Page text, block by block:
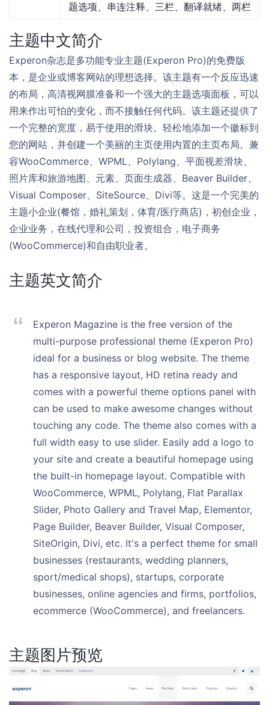
题选项、串连注释、三栏、翻译就绪、两栏
主题中文简介
Experon杂志是多功能专业主题(Experon Pro)的免费版
本，是企业或博客网站的理想选择。该主题有一个反应迅速
的布局，高清视网膜准备和一个强大的主题选项面板，可以
用来作出可怕的变化，而不接触任何代码。该主题还提供了
一个完整的宽度，易于使用的滑块。轻松地添加一个徽标到
您的网站，并创建一个美丽的主页使用内置的主页布局。兼
容WooCommerce、WPML、Polylang、平面视差滑块、
照片库和旅游地图、元素、页面生成器、Beaver Builder、
Visual Composer、SiteSource、Divi等。这是一个完美的
主题小企业(餐馆，婚礼策划，体育/医疗商店)，初创企业，
企业业务，在线代理和公司，投资组合，电子商务
(WooCommerce)和自由职业者。
主题英文简介
Experon Magazine is the free version of the
multi-purpose professional theme (Experon Pro)
ideal for a business or blog website. The theme
has a responsive layout, HD retina ready and
comes with a powerful theme options panel with
can be used to make awesome changes without
touching any code. The theme also comes with a
full width easy to use slider. Easily add a logo to
your site and create a beautiful homepage using
the built-in homepage layout. Compatible with
WooCommerce, WPML, Polylang, Flat Parallax
Slider, Photo Gallery and Travel Map, Elementor,
Page Builder, Beaver Builder, Visual Composer,
SiteOrigin, Divi, etc. It's a perfect theme for small
businesses (restaurants, wedding planners,
sport/medical shops), startups, corporate
businesses, online agencies and firms, portfolios,
ecommerce (WooCommerce), and freelancers.
主题图片预览